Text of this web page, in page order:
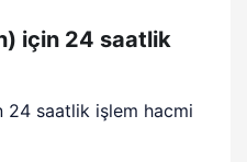
için 24 saatlik
24 saatlik işlem hacmi